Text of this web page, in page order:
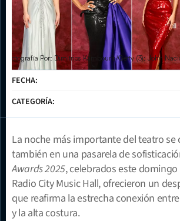
Fotografía Por: Dimitrios Kambouris/Getty (3); John
FECHA:
CATEGORÍA:
La noche más importante del teatro se
también en una pasarela de
Awards 2025, celebrados este
Radio City Music Hall, ofrecieron un
que reafirma la estrecha conexión
y la alta costura.